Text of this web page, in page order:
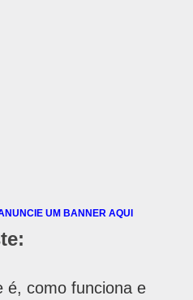
UM BANNER AQUI
é, como funciona e